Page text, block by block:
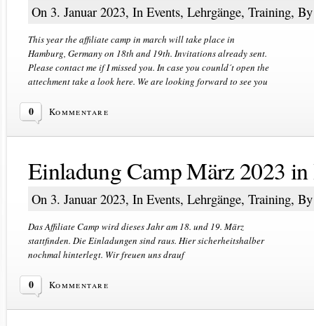
On 3. Januar 2023, In Events, Lehrgänge, Training,
This year the affiliate camp in march will take place in
Hamburg, Germany on 18th and 19th. Invitations already sent.
Please contact me if I missed you. In case you counld´t open the
attechment take a look here. We are looking forward to see you
0 Kommentare
Einladung Camp März 2023
On 3. Januar 2023, In Events, Lehrgänge, Training,
Das Affiliate Camp wird dieses Jahr am 18. und 19. März
stattfinden. Die Einladungen sind raus. Hier sicherheitshalber
nochmal hinterlegt. Wir freuen uns drauf
0 Kommentare